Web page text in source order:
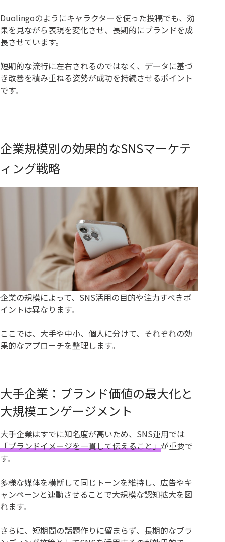
Duolingoのようにキャラクターを使った投稿でも、効
果を見ながら表現を変化させ、長期的にブランドを成
長させています。
短期的な流行に左右されるのではなく、データに基づ
き改善を積み重ねる姿勢が成功を持続させるポイント
です。
企業規模別の効果的なSNSマーケテ
ィング戦略
企業の規模によって、SNS活用の目的や注力すべきポ
イントは異なります。
ここでは、大手や中小、個人に分けて、それぞれの効
果的なアプローチを整理します。
大手企業：ブランド価値の最大化と
大規模エンゲージメント
大手企業はすでに知名度が高いため、SNS運用では
「ブランドイメージを一貫して伝えること」が重要で
す。
多様な媒体を横断して同じトーンを維持し、広告やキ
ャンペーンと連動させることで大規模な認知拡大を図
れます。
さらに、短期間の話題作りに留まらず、長期的なブラ